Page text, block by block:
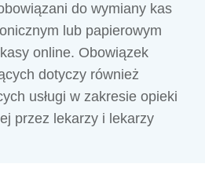
do wymiany kas
lub papierowym
online. Obowiązek
dotyczy również
usługi w zakresie opieki
przez lekarzy i lekarzy